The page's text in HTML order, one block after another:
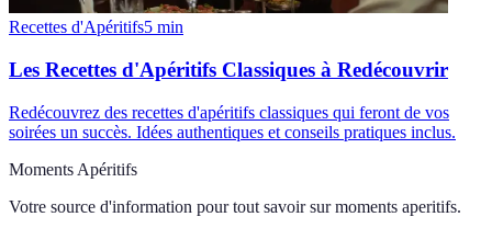
Recettes d'Apéritifs5 min
Les Recettes d'Apéritifs Classiques à Redécouvrir
Redécouvrez des recettes d'apéritifs classiques qui feront de vos
soirées un succès. Idées authentiques et conseils pratiques inclus.
Moments Apéritifs
Votre source d'information pour tout savoir sur moments aperitifs.